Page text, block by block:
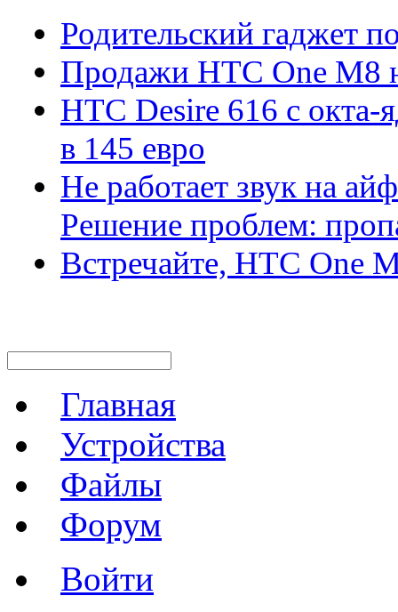
Родительский гаджет
Продажи НТС One M8
HTC Desire 616 c окта-
в 145 евро
Не работает звук на
Решение проблем:
Встречайте, HTC One
Главная
Устройства
Файлы
Форум
Войти